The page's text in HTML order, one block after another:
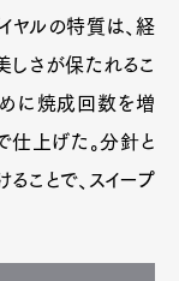
ヤルの特質は、経
しさが保たれるこ
に焼成回数を増
仕上げた。分針と
ことで、スイープ